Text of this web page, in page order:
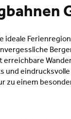
ideale
erreichbare
und
zu einem